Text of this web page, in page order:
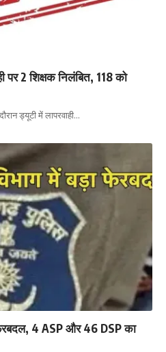
पर 2 शिक्षक निलंबित, 118 को
ड्यूटी में लापरवाही…
4 ASP और 46 DSP का